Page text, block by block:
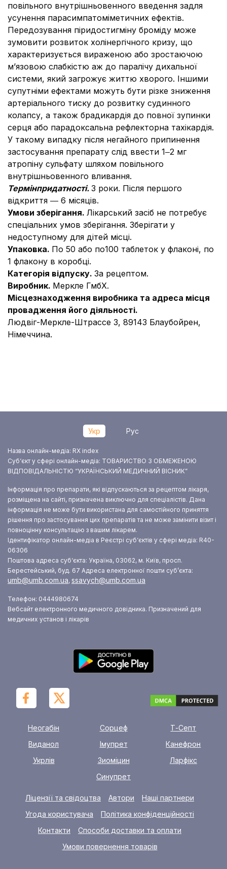
повільного внутрішньовенного введення задля
усунення парасимпатоміметичних ефектів.
Передозування піридостигміну броміду може
зумовити розвиток холінергічного кризу, що
характеризується вираженою або зростаючою
м’язовою слабкiстю аж до паралічу дихальної
системи, який загрожує життю хворого. Іншими
супутніми ефектами можуть бути різке зниження
артеріального тиску до розвитку судинного
колапсу, а також брадикардія до повної зупинки
серця або парадоксальна рефлекторна тахікардія.
У такому випадку після негайного припинення
застосування препарату слід ввести 1‒2 мг
атропіну сульфату шляхом повільного
внутрішньовенного вливання.
Термінпридатності. 3 роки. Після першого
відкриття ― 6 місяців.
Умови зберігання. Лікарський засіб не потребує
спеціальних умов зберігання. Зберігати у
недоступному для дітей місці.
Упаковка. По 50 або по100 таблеток у флаконі, по
1 флакону в коробці.
Категорія відпуску. За рецептом.
Виробник. Меркле ГмбХ.
Місцезнаходження виробника та адреса місця
провадження його діяльності.
Людвіг-Меркле-Штрассе 3, 89143 Блаубойрен,
Німеччина.
Укр Рус
Назва онлайн-медіа: RX index
Суб‘єкт у сфері онлайн-медіа: ТОВАРИСТВО З ОБМЕЖЕНОЮ
ВІДПОВІДАЛЬНІСТЮ “УКРАЇНСЬКИЙ МЕДИЧНИЙ ВІСНИК”
Інформація про препарати, які відпускаються за рецептом лікаря,
розміщена на сайті, призначена виключно для спеціалістів. Дана
інформація не може бути використана для самостійного приняття
рішення про застосування цих препаратів та не може замінити візит і
повноцінну консультацію з вашим лікарем.
Ідентифікатор онлайн-медіа в Реєстрі суб‘єктів у сфері медіа: R40-
06306
Поштова адреса суб‘єкта: Україна, 03062, м. Київ, просп.
Берестейський, буд. 67 Адреса електронної пошти суб’єкта:
umb@umb.com.ua, ssavych@umb.com.ua
Телефон: 0444980674
Вебсайт електронного медичного довідника. Призначений для
медичних установ і лікарів
Неогабін Сорцеф
Т-Септ
Виданол
Імупрет
Канефрон
Укрлів
Зиоміцин
Ларфікс
Синупрет
Ліцензії та свідоцтва Автори
Наші партнери
Угода користувача
Політика конфіденційності
Контакти
Способи доставки та оплати
Умови повернення товарів